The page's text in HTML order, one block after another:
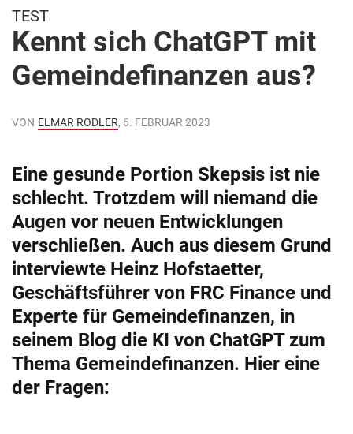
TEST
Kennt sich ChatGPT mit
Gemeindefinanzen aus?
VON ELMAR RODLER, 6. FEBRUAR 2023
Eine gesunde Portion Skepsis ist nie
schlecht. Trotzdem will niemand die
Augen vor neuen Entwicklungen
verschließen. Auch aus diesem Grund
interviewte Heinz Hofstaetter,
Geschäftsführer von FRC Finance und
Experte für Gemeindefinanzen, in
seinem Blog die KI von ChatGPT zum
Thema Gemeindefinanzen. Hier eine
der Fragen: